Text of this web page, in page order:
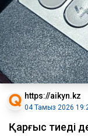
https://aikyn.kz
04 Тамыз 2026
Қарғыс тиеді